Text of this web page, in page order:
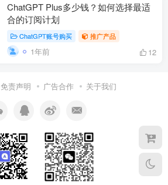
ChatGPT Plus多少钱？如何选择最适
合的订阅计划
ChatGPT账号购买 推广产品
1年前 12
免责声明 广告合作 关于我们